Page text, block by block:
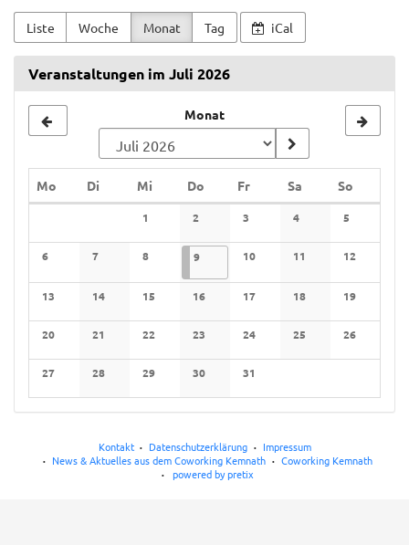
Liste Woche Monat Tag iCal
Veranstaltungen im Juli 2026
Monat
Mo Montag
Di Dienstag
Mi Mittwoch
Do Donnerstag
FrFreitagSa Samstag
So
1
Keine Veranstaltungen
2
Keine Veranstaltungen
3
Keine Veranstaltungen
4
Keine
5
Keine
6
Keine Veranstaltungen
7
Keine Veranstaltungen
8
Keine Veranstaltungen
909.07.2026
2 Veranstaltungen
10
Keine Veranstaltungen
11
Keine
12
Keine
13
Keine Veranstaltungen
14
Keine Veranstaltungen
15
Keine Veranstaltungen
16
Keine Veranstaltungen
17
Keine Veranstaltungen
18
Keine
19
Keine
20
Keine Veranstaltungen
21
Keine Veranstaltungen
22
Keine Veranstaltungen
23
Keine Veranstaltungen
24
Keine Veranstaltungen
25
Keine
26
Keine
27
Keine Veranstaltungen
28
Keine Veranstaltungen
29
Keine Veranstaltungen
30
Keine Veranstaltungen
31
Keine Veranstaltungen
Kontakt Datenschutzerklärung
Impressum
News & Aktuelles aus dem Coworking Kemnath
Coworking Kemnath
powered by pretix